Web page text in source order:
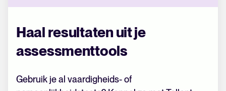
Haal resultaten uit je
assessmenttools
Gebruik je al vaardigheids- of